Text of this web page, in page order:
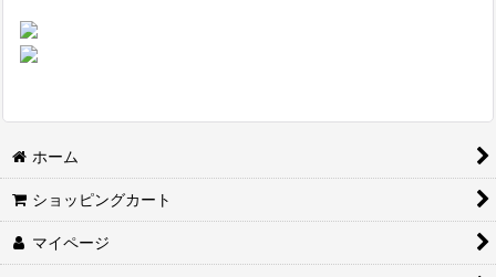
ホーム
ショッピングカート
マイページ